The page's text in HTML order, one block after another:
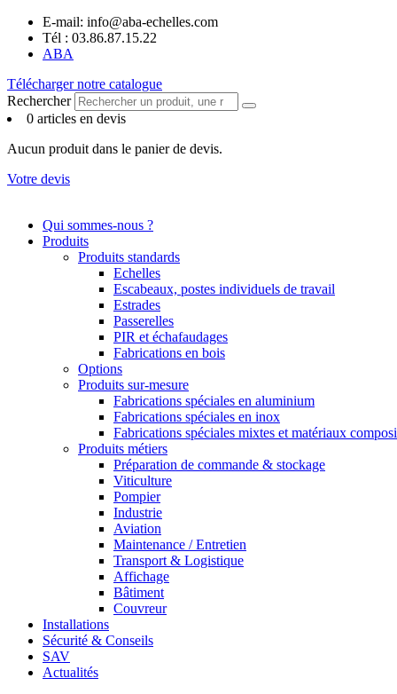
Aller
contenu
E-mail: info@aba-echelles.com
Tél : 03.86.87.15.22
ABA
Télécharger notre catalogue
Rechercher
0 articles en devis
Aucun produit dans le panier de devis.
Votre devis
Qui sommes-nous ?
Produits
Produits standards
Echelles
Escabeaux, postes individuels de travail
Estrades
Passerelles
PIR et échafaudages
Fabrications en bois
Options
Produits sur-mesure
Fabrications spéciales en aluminium
Fabrications spéciales en inox
Fabrications spéciales mixtes et matériaux
Produits métiers
Préparation de commande & stockage
Viticulture
Pompier
Industrie
Aviation
Maintenance / Entretien
Transport & Logistique
Affichage
Bâtiment
Couvreur
Installations
Sécurité & Conseils
SAV
Actualités